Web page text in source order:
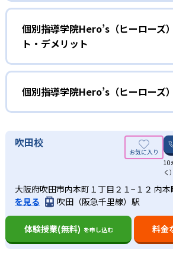
出典：個別指導学院
家計に優しく低価格で通える学
個別指導学院Hero’sの最大の強みは、
一番の特徴だ。1コマ1100円から学ぶ
金銭的に負担が少ない。自分の苦手な
小学生
学習を習慣化したい人に
小学生については、勉強する習慣を身に
さを知りたい人に向いている。小学生
されており、学びたい科目に即して選
漢検や数検、英検などの資格対策講座
子どもの勉強する環境づくりとして、
ので、私立に希望の方もおすすめである
中学生
部活動と両立し、テストの成績を
すめ
曜日や時間を自分の都合で選べるので、
ことが可能。また、苦手な科目のみ受
アップも狙えるのが魅力的である。
テスト期間時には、自習室を利用して
個別指導学院Hero’s（ヒーローズ
ト・デメリット
どんなメリットがあ
ヒーローズの最大のメリットは価格の
1100円から受講できるのは低価格であ
人には、かなり魅力的ではないか。
成績保証があるのもありがたい。定期
を満たせなければ、1学期間授業料が無
った結果、良い点数が取れなくても保
また時間や曜日も自由に選べるのもメ
習い事に応じて、自分の好きな時間に通
で、生活スタイルにあった勉強時間を
学年によるが、漢検や数検、英検など資
充実している。中学受験や高校受験の
個別指導学院Hero’s（ヒーローズ
ホームページに公開されている10期生
る。
希望ヶ丘高校 -
霧が丘高校 - 旭高校 -
吹田校
く）
大阪府吹田市内本町１丁目２１−１２ 内本
を見る
吹田（阪急千里線）駅
体験授業(無料) を申し込む 料金